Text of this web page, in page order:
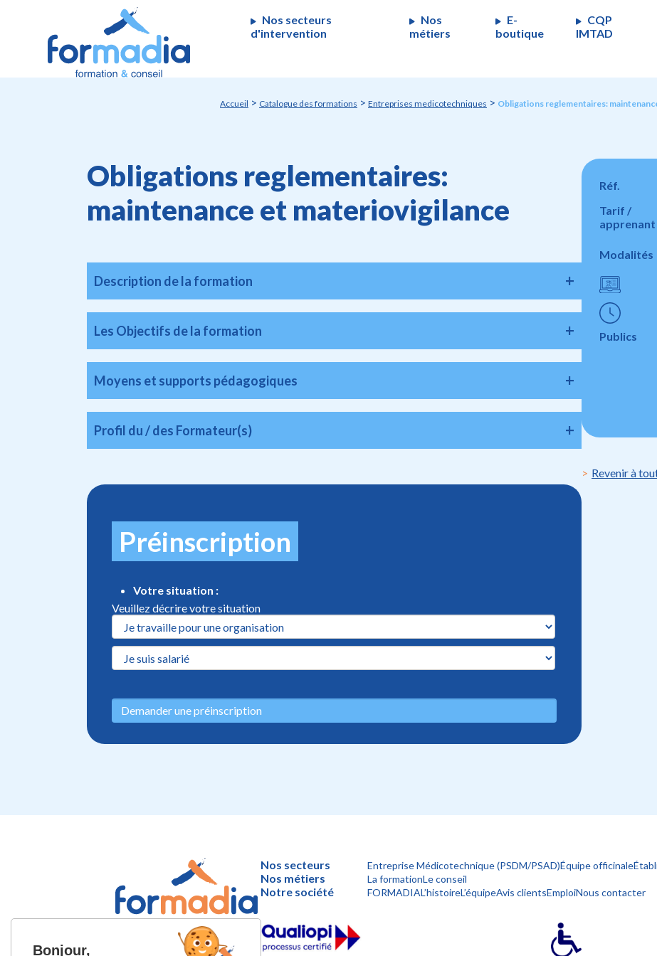
Nos secteurs
d'intervention
Nos
métiers
E-
boutique
CQP
IMTAD
Accueil > Catalogue des formations > Entreprises medicotechniques > Obligations reglementaires:
Obligations reglementaires:
maintenance et materiovigilance
Description de la formation
Les Objectifs de la formation
Moyens et supports pédagogiques
Profil du / des Formateur(s)
Préinscription
Votre situation :
Veuillez décrire votre situation
Demander une préinscription
Réf.
Tarif /
apprenant
Modalités
Publics
Revenir à
44 place Nicolas Bachelier
Nos secteurs Entreprise Médicotechnique (PSDM/PSAD)Équipe officinale
Nos métiers La formationLe conseil
Notre société FORMADIAL’histoireL’équipeAvis clientsEmploiNous contacter
Panneau de gestion des cookies
Bonjour,